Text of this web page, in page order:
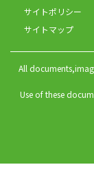
サイトポリシー
サイトマップ
All
Use of these